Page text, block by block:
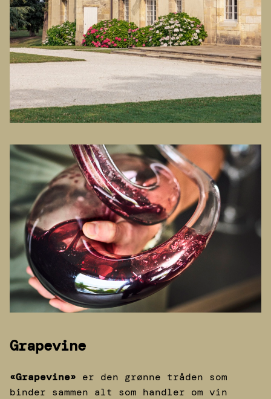
Grapevine
«Grapevine» er den grønne tråden som
binder sammen alt som handler om vin